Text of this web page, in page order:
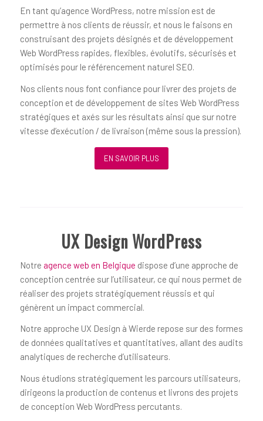
En tant qu’agence WordPress, notre mission est de
permettre à nos clients de réussir, et nous le faisons en
construisant des projets désignés et de développement
Web WordPress rapides, flexibles, évolutifs, sécurisés et
optimisés pour le référencement naturel SEO.
Nos clients nous font confiance pour livrer des projets de
conception et de développement de sites Web WordPress
stratégiques et axés sur les résultats ainsi que sur notre
vitesse d’exécution / de livraison (même sous la pression).
EN SAVOIR PLUS
UX Design WordPress
Notre agence web en Belgique dispose d’une approche de
conception centrée sur l’utilisateur, ce qui nous permet de
réaliser des projets stratégiquement réussis et qui
génèrent un impact commercial.
Notre approche UX Design à Wierde repose sur des formes
de données qualitatives et quantitatives, allant des audits
analytiques de recherche d’utilisateurs.
Nous étudions stratégiquement les parcours utilisateurs,
dirigeons la production de contenus et livrons des projets
de conception Web WordPress percutants.